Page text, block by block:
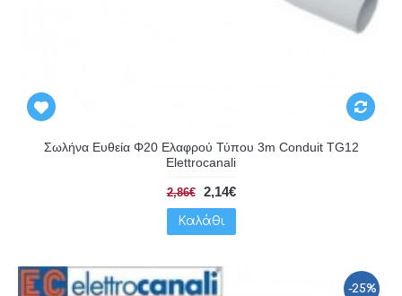
Σωλήνα Ευθεία Φ20 Ελαφρού Τύπου 3m Conduit TG12
Elettrocanali
2,86€ 2,14€
Καλάθι
-25%